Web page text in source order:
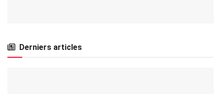
Derniers articles